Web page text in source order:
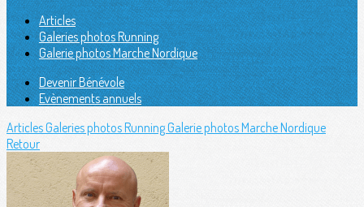
Articles
Galeries photos Running
Galerie photos Marche Nordique
Devenir Bénévole
Evènements annuels
ArticlesGaleries photos RunningGalerie photos Marche Nordique
Retour